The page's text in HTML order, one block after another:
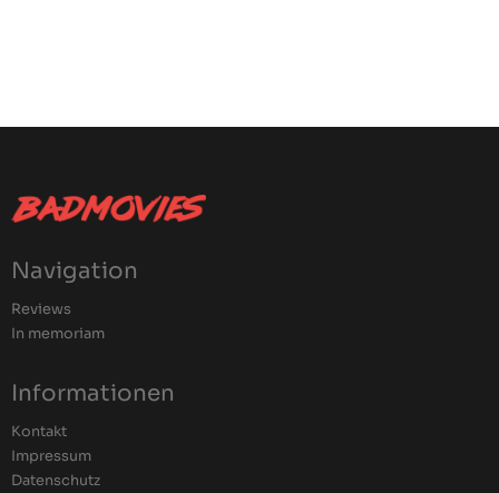
Navigation
Reviews
In memoriam
Informationen
Kontakt
Impressum
Datenschutz